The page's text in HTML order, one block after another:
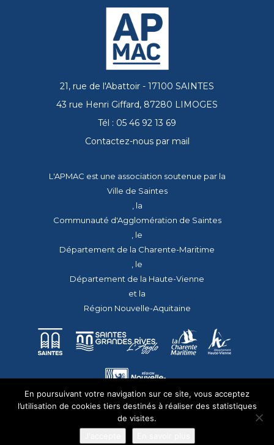
21, rue de l'Abattoir - 17100 SAINTES
43 rue Henri Giffard, 87280 LIMOGES
Tél : 05 46 92 13 69
Contactez-nous par mail
L'APMAC est une association soutenue par la
Ville de Saintes
, la
Communauté d'Agglomération de Saintes
, le
Département de la Charente-Maritime
, le
Département de la Haute-Vienne
et la
Région Nouvelle-Aquitaine
© 2026 - Tous droits réservés - apmac.fr - réalisation :
En poursuivant votre navigation sur ce site, vous acceptez
l’utilisation de cookies tiers destinés à réaliser des statistiques
de visites.